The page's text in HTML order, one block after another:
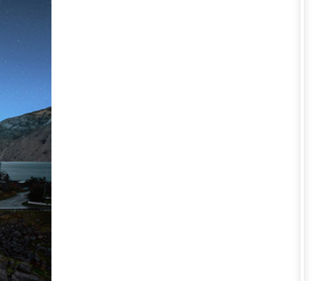
nổi bật không thể kể thiếu
Vịnh Nærøyfjord có chiều dài
ngưỡng những cảnh quan
chạm với bầu khí quyển trái
xuất hiện.